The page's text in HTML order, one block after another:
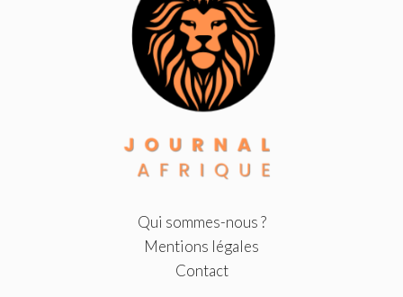
Qui sommes-nous ?
Mentions légales
Contact